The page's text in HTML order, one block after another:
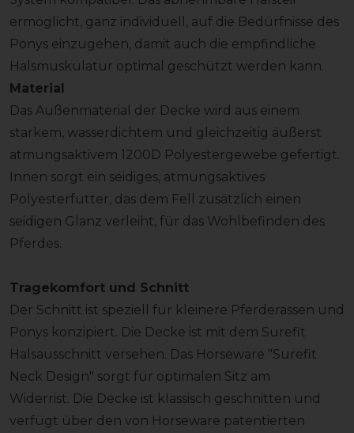
ermöglicht, ganz individuell, auf die Bedürfnisse des
Ponys einzugehen, damit auch die empfindliche
Halsmuskulatur optimal geschützt werden kann.
Material
Das Außenmaterial der Decke wird aus einem
starkem, wasserdichtem und gleichzeitig äußerst
atmungsaktivem 1200D Polyestergewebe gefertigt.
Innen sorgt ein seidiges, atmungsaktives
Polyesterfutter, das dem Fell zusätzlich einen
seidigen Glanz verleiht, für das Wohlbefinden des
Pferdes.
Tragekomfort und Schnitt
Der Schnitt ist speziell für kleinere Pferderassen und
Ponys konzipiert. Die Decke ist mit dem Surefit
Halsausschnitt versehen. Das Horseware "Surefit
Neck Design" sorgt für optimalen Sitz am
Widerrist. Die Decke ist klassisch geschnitten und
verfügt über den von Horseware patentierten